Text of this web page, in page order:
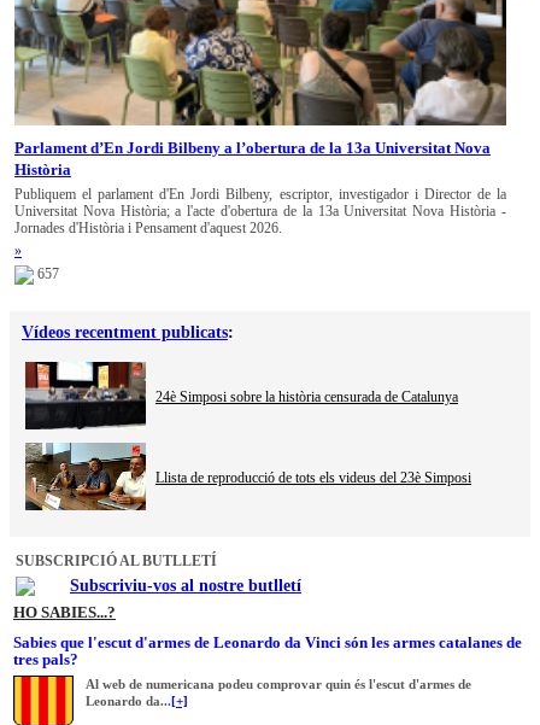
Parlament d’En Jordi Bilbeny a l’obertura de la 13a Universitat Nova
Història
Publiquem el parlament d'En Jordi Bilbeny, escriptor, investigador i Director de la
Universitat Nova Història; a l'acte d'obertura de la 13a Universitat Nova Història -
Jornades d'Història i Pensament d'aquest 2026.
»
657
Vídeos recentment publicats:
24è Simposi sobre la història censurada de Catalunya
Llista de reproducció de tots els videus del 23è Simposi
SUBSCRIPCIÓ AL BUTLLETÍ
Subscriviu-vos al nostre butlletí
HO SABIES...?
Sabies que l'escut d'armes de Leonardo da Vinci són les armes catalanes de
tres pals?
Al web de numericana podeu comprovar quin és l'escut d'armes de
Leonardo da...[+]